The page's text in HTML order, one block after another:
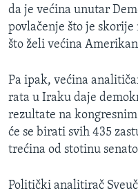
da je većina unutar
povlačenje što je
što želi većina
Pa ipak, većina
rata u Iraku daje
rezultate na
će se birati svih 435
trećina od stotinu
Politički analitirač